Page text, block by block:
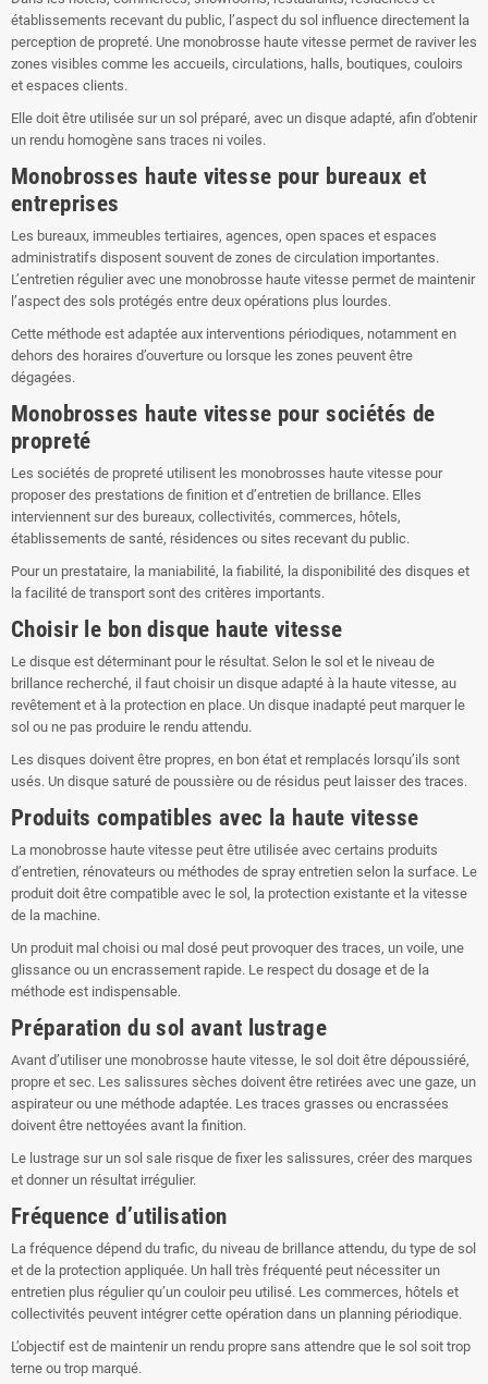
établissements recevant du public, l’aspect du sol influence directement la
perception de propreté. Une monobrosse haute vitesse permet de raviver les
zones visibles comme les accueils, circulations, halls, boutiques, couloirs
et espaces clients.
Elle doit être utilisée sur un sol préparé, avec un disque adapté, afin d’obtenir
un rendu homogène sans traces ni voiles.
Monobrosses haute vitesse pour bureaux et
entreprises
Les bureaux, immeubles tertiaires, agences, open spaces et espaces
administratifs disposent souvent de zones de circulation importantes.
L’entretien régulier avec une monobrosse haute vitesse permet de maintenir
l’aspect des sols protégés entre deux opérations plus lourdes.
Cette méthode est adaptée aux interventions périodiques, notamment en
dehors des horaires d’ouverture ou lorsque les zones peuvent être
dégagées.
Monobrosses haute vitesse pour sociétés de
propreté
Les sociétés de propreté utilisent les monobrosses haute vitesse pour
proposer des prestations de finition et d’entretien de brillance. Elles
interviennent sur des bureaux, collectivités, commerces, hôtels,
établissements de santé, résidences ou sites recevant du public.
Pour un prestataire, la maniabilité, la fiabilité, la disponibilité des disques et
la facilité de transport sont des critères importants.
Choisir le bon disque haute vitesse
Le disque est déterminant pour le résultat. Selon le sol et le niveau de
brillance recherché, il faut choisir un disque adapté à la haute vitesse, au
revêtement et à la protection en place. Un disque inadapté peut marquer le
sol ou ne pas produire le rendu attendu.
Les disques doivent être propres, en bon état et remplacés lorsqu’ils sont
usés. Un disque saturé de poussière ou de résidus peut laisser des traces.
Produits compatibles avec la haute vitesse
La monobrosse haute vitesse peut être utilisée avec certains produits
d’entretien, rénovateurs ou méthodes de spray entretien selon la surface. Le
produit doit être compatible avec le sol, la protection existante et la vitesse
de la machine.
Un produit mal choisi ou mal dosé peut provoquer des traces, un voile, une
glissance ou un encrassement rapide. Le respect du dosage et de la
méthode est indispensable.
Préparation du sol avant lustrage
Avant d’utiliser une monobrosse haute vitesse, le sol doit être dépoussiéré,
propre et sec. Les salissures sèches doivent être retirées avec une gaze, un
aspirateur ou une méthode adaptée. Les traces grasses ou encrassées
doivent être nettoyées avant la finition.
Le lustrage sur un sol sale risque de fixer les salissures, créer des marques
et donner un résultat irrégulier.
Fréquence d’utilisation
La fréquence dépend du trafic, du niveau de brillance attendu, du type de sol
et de la protection appliquée. Un hall très fréquenté peut nécessiter un
entretien plus régulier qu’un couloir peu utilisé. Les commerces, hôtels et
collectivités peuvent intégrer cette opération dans un planning périodique.
L’objectif est de maintenir un rendu propre sans attendre que le sol soit trop
terne ou trop marqué.